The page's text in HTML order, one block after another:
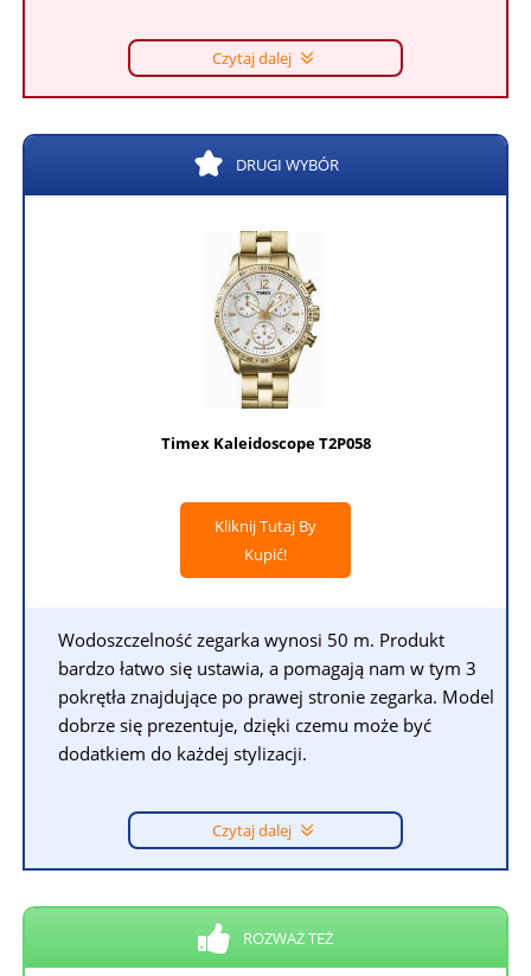
Czytaj dalej
DRUGI WYBÓR
Timex Kaleidoscope T2P058
Kliknij Tutaj By
Kupić!
Wodoszczelność zegarka wynosi 50 m. Produkt
bardzo łatwo się ustawia, a pomagają nam w tym 3
pokrętła znajdujące po prawej stronie zegarka. Model
dobrze się prezentuje, dzięki czemu może być
dodatkiem do każdej stylizacji.
Czytaj dalej
ROZWAŻ TEŻ